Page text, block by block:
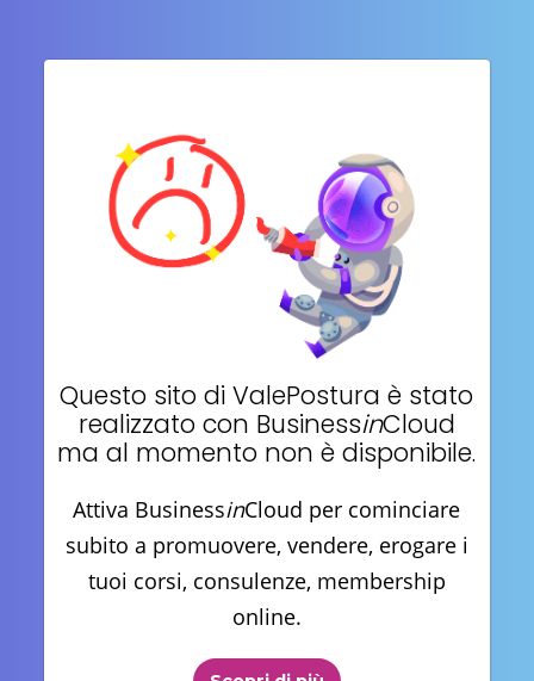
Questo sito diValePostura è stato
realizzato con BusinessinCloud
ma al momento non è disponibile.
Attiva BusinessinCloud per cominciare
subito a promuovere, vendere, erogare i
tuoi corsi, consulenze, membership
online.